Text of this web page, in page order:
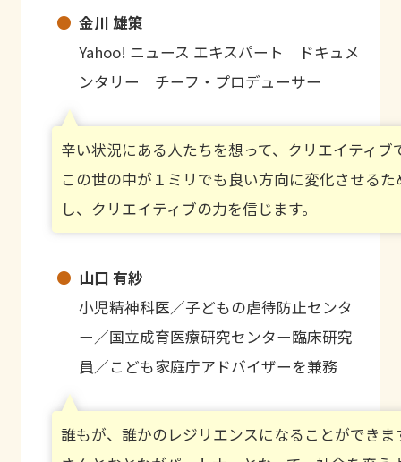
金川 雄策
Yahoo! ニュース エキスパート ドキュメ
ンタリー チーフ・プロデューサー
辛い状況にある人たちを想って、クリエイティ
この世の中が１ミリでも良い方向に変化させる
し、クリエイティブの力を信じます。
山口 有紗
小児精神科医／子どもの虐待防止センタ
ー／国立成育医療研究センター臨床研究
員／こども家庭庁アドバイザーを兼務
誰もが、誰かのレジリエンスになることができ